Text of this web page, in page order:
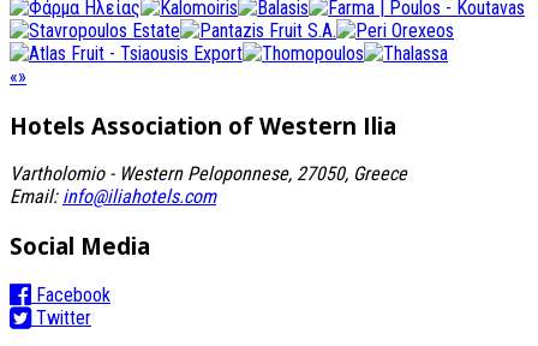
«»
Hotels Association of Western Ilia
Vartholomio - Western Peloponnese, 27050, Greece
Email: info@iliahotels.com
Social Media
Facebook
Twitter